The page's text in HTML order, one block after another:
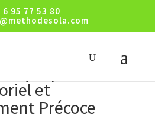
6 95 77 53 80
pour Bébé
et
Précoce